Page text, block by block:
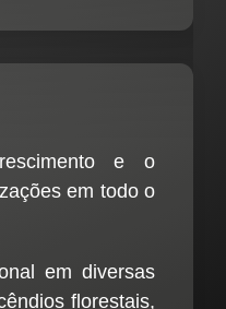
e o
em todo o
em diversas
florestais,